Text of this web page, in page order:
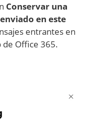
Conservar una
en este
entrantes en
Office 365.